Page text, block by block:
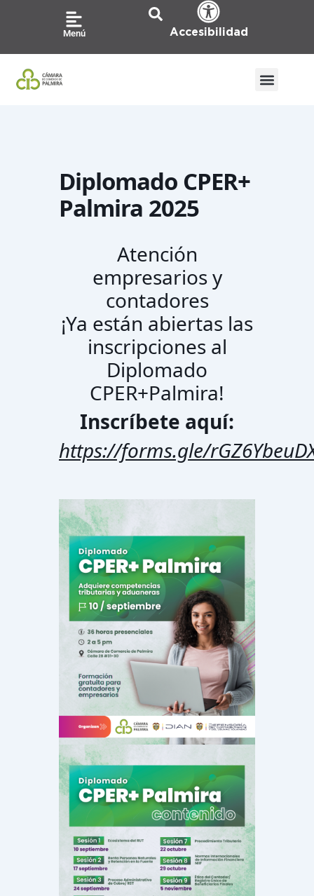
Menú Accesibilidad
Diplomado CPER+
Palmira 2025
Atención
empresarios y
contadores
¡Ya están abiertas las
inscripciones al
Diplomado
CPER+Palmira!
Inscríbete aquí:
https://forms.gle/